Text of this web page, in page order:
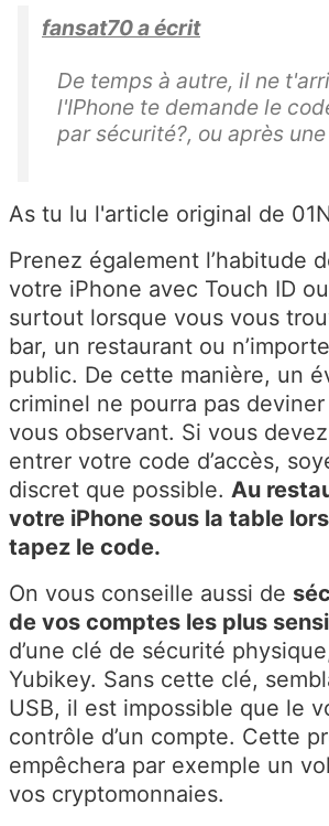
fansat70 a écrit
De temps à autre, il ne
l'IPhone te demande le
par sécurité?, ou après
As tu lu l'article original de
Prenez également l’habitude
votre iPhone avec Touch ID
surtout lorsque vous vous
bar, un restaurant ou
public. De cette manière, un
criminel ne pourra pas
vous observant. Si vous
entrer votre code d’accès,
discret que possible. Au
votre iPhone sous la table
tapez le code.
On vous conseille aussi de
de vos comptes les plus
d’une clé de sécurité
Yubikey. Sans cette clé,
USB, il est impossible que le
contrôle d’un compte. Cette
empêchera par exemple un
vos cryptomonnaies.